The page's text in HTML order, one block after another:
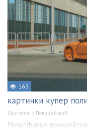
163
картинки купер
Картинки / Полицейский
Мультфильм